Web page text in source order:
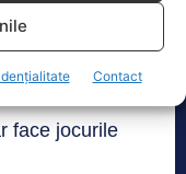
Contact
partea
redeveni unul
face jocurile